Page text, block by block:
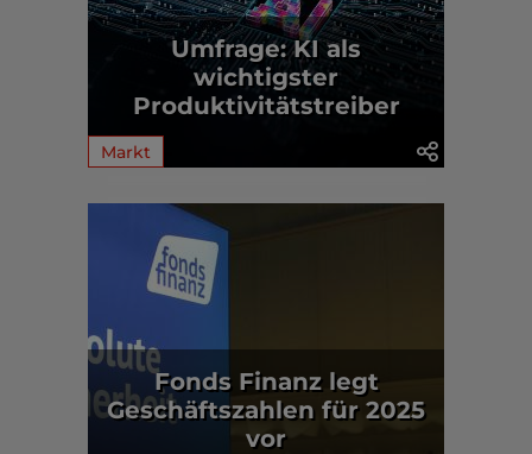
Umfrage: KI als
wichtigster
Produktivitätstreiber
Markt
Fonds Finanz legt
Geschäftszahlen für 2025
vor